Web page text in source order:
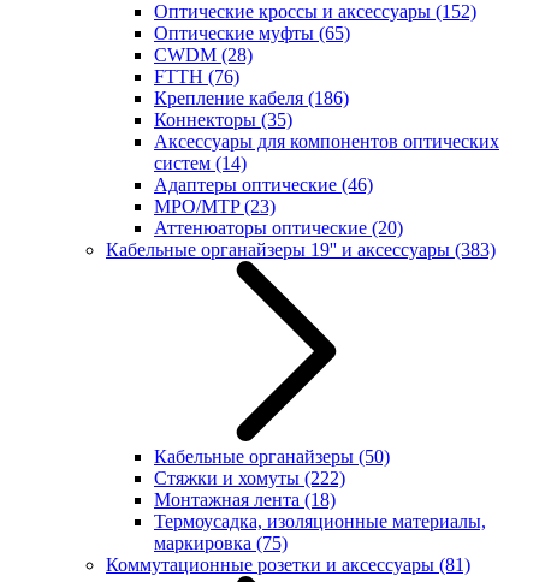
Оптические кроссы и аксессуары (152)
Оптические муфты (65)
CWDM (28)
FTTH (76)
Крепление кабеля (186)
Коннекторы (35)
Аксессуары для компонентов оптических
систем (14)
Адаптеры оптические (46)
MPO/MTP(23)
Аттенюаторы оптические (20)
Кабельные органайзеры 19'' и аксессуары (383)
Кабельные органайзеры (50)
Стяжки и хомуты (222)
Монтажная лента (18)
Термоусадка, изоляционные материалы,
маркировка (75)
Коммутационные розетки и аксессуары (81)